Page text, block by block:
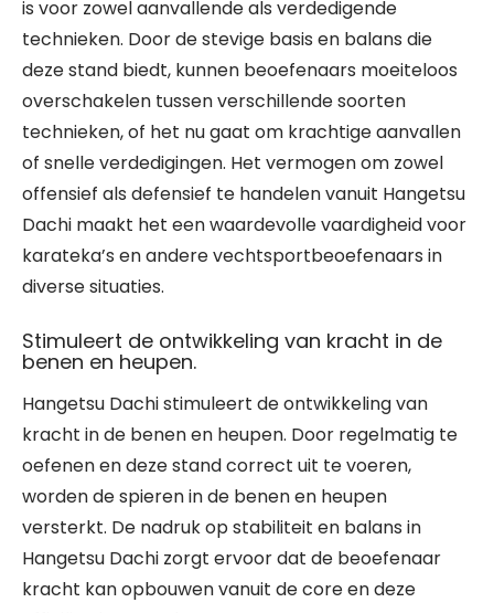
is voor zowel aanvallende als verdedigende
technieken. Door de stevige basis en balans die
deze stand biedt, kunnen beoefenaars moeiteloos
overschakelen tussen verschillende soorten
technieken, of het nu gaat om krachtige aanvallen
of snelle verdedigingen. Het vermogen om zowel
offensief als defensief te handelen vanuit Hangetsu
Dachi maakt het een waardevolle vaardigheid voor
karateka’s en andere vechtsportbeoefenaars in
diverse situaties.
Stimuleert de ontwikkeling van kracht in de
benen en heupen.
Hangetsu Dachi stimuleert de ontwikkeling van
kracht in de benen en heupen. Door regelmatig te
oefenen en deze stand correct uit te voeren,
worden de spieren in de benen en heupen
versterkt. De nadruk op stabiliteit en balans in
Hangetsu Dachi zorgt ervoor dat de beoefenaar
kracht kan opbouwen vanuit de core en deze